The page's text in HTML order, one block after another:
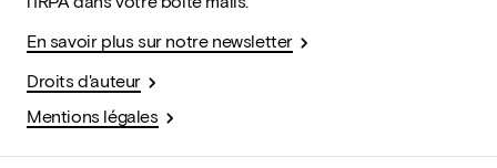
En savoir plus sur notre newsletter
Droits d'auteur
Mentions légales